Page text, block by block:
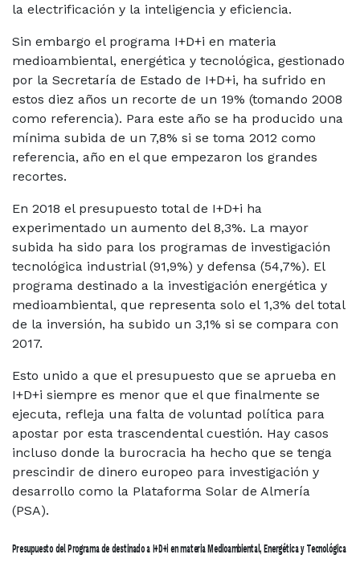
la electrificación y la inteligencia y eficiencia.
Sin embargo el programa I+D+i en materia
medioambiental, energética y tecnológica, gestionado
por la Secretaría de Estado de I+D+i, ha sufrido en
estos diez años un recorte de un 19% (tomando 2008
como referencia). Para este año se ha producido una
mínima subida de un 7,8% si se toma 2012 como
referencia, año en el que empezaron los grandes
recortes.
En 2018 el presupuesto total de I+D+i ha
experimentado un aumento del 8,3%. La mayor
subida ha sido para los programas de investigación
tecnológica industrial (91,9%) y defensa (54,7%). El
programa destinado a la investigación energética y
medioambiental, que representa solo el 1,3% del total
de la inversión, ha subido un 3,1% si se compara con
2017.
Esto unido a que el presupuesto que se aprueba en
I+D+i siempre es menor que el que finalmente se
ejecuta, refleja una falta de voluntad política para
apostar por esta trascendental cuestión. Hay casos
incluso donde la burocracia ha hecho que se tenga
prescindir de dinero europeo para investigación y
desarrollo como la Plataforma Solar de Almería
(PSA).